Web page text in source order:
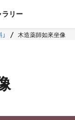
ラリー
木造薬師如來坐像